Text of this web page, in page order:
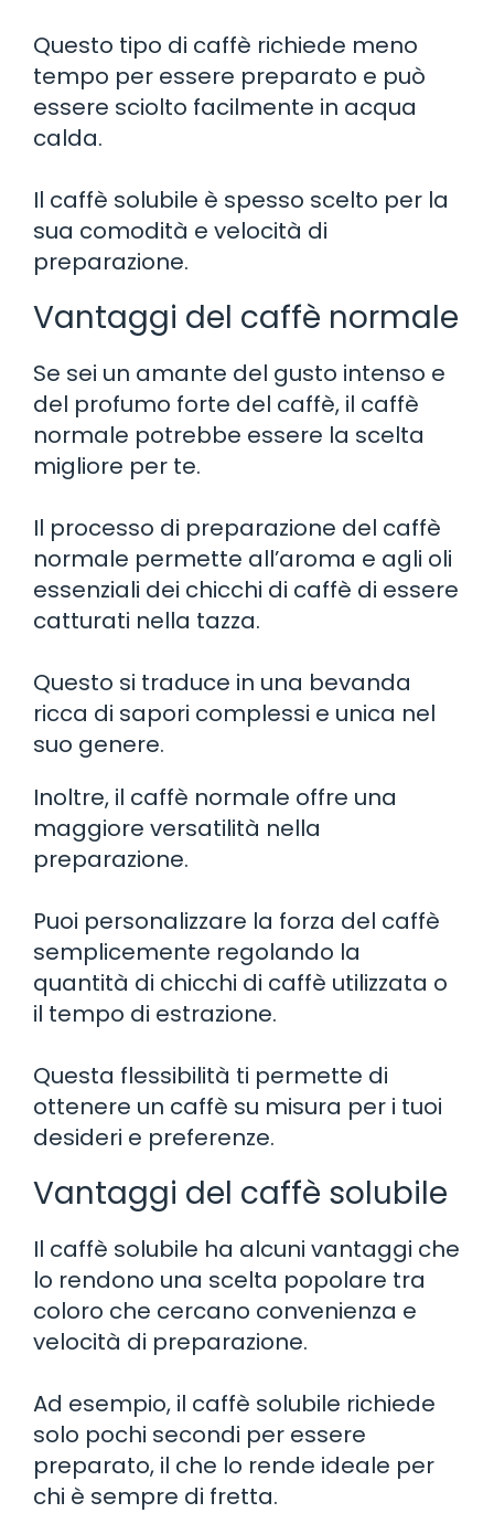
Questo tipo di caffè richiede meno
tempo per essere preparato e può
essere sciolto facilmente in acqua
calda.
Il caffè solubile è spesso scelto per la
sua comodità e velocità di
preparazione.
Vantaggi del caffè normale
Se sei un amante del gusto intenso e
del profumo forte del caffè, il caffè
normale potrebbe essere la scelta
migliore per te.
Il processo di preparazione del caffè
normale permette all’aroma e agli oli
essenziali dei chicchi di caffè di essere
catturati nella tazza.
Questo si traduce in una bevanda
ricca di sapori complessi e unica nel
suo genere.
Inoltre, il caffè normale offre una
maggiore versatilità nella
preparazione.
Puoi personalizzare la forza del caffè
semplicemente regolando la
quantità di chicchi di caffè utilizzata o
il tempo di estrazione.
Questa flessibilità ti permette di
ottenere un caffè su misura per i tuoi
desideri e preferenze.
Vantaggi del caffè solubile
Il caffè solubile ha alcuni vantaggi che
lo rendono una scelta popolare tra
coloro che cercano convenienza e
velocità di preparazione.
Ad esempio, il caffè solubile richiede
solo pochi secondi per essere
preparato, il che lo rende ideale per
chi è sempre di fretta.